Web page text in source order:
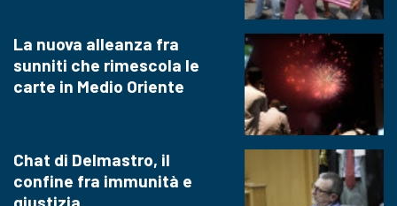
La nuova alleanza fra
sunniti che rimescola le
carte in Medio Oriente
Chat di Delmastro, il
confine fra immunità e
giustizia